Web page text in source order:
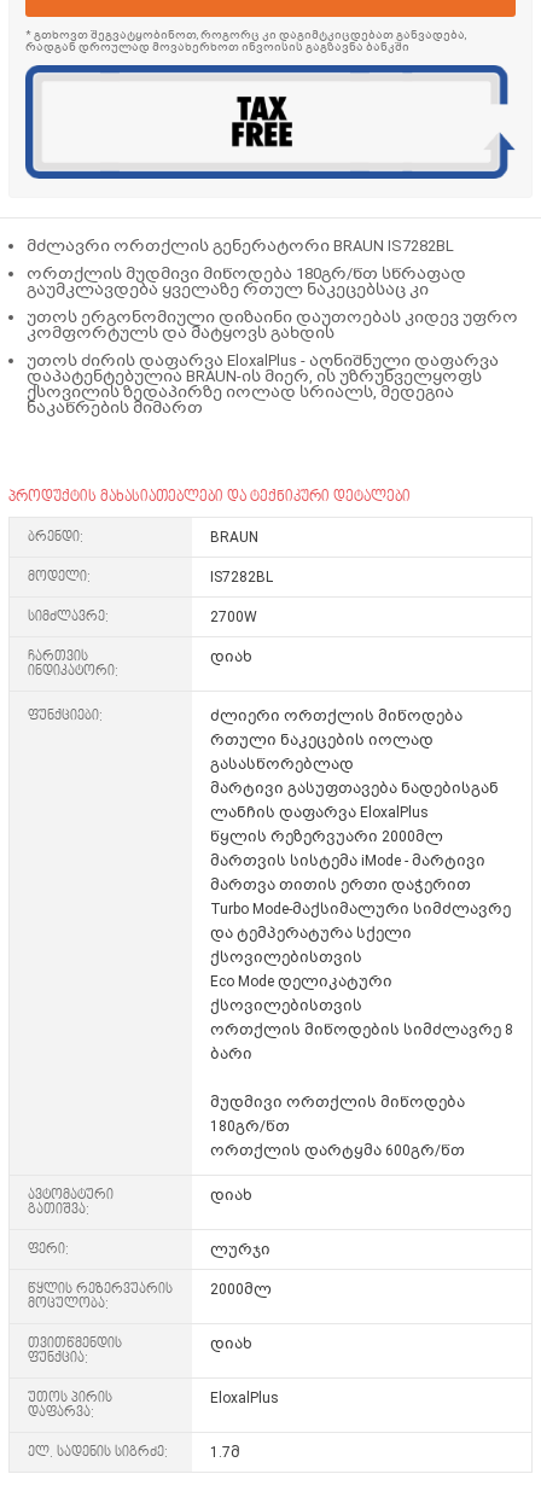
* გთხოვთ შეგვატყობინოთ, როგორც კი დაგიმტკიცდებათ განვადება,
რადგან დროულად მოვახერხოთ ინვოისის გაგზავნა ბანკში
მძლავრი ორთქლის გენერატორი BRAUN IS7282BL
ორთქლის მუდმივი მიწოდება 180გრ/წთ სწრაფად
გაუმკლავდება ყველაზე რთულ ნაკეცებსაც კი
უთოს ერგონომიული დიზაინი დაუთოებას კიდევ უფრო
კომფორტულს და მატყოვს გახდის
უთოს ძირის დაფარვა EloxalPlus - აღნიშნული დაფარვა
დაპატენტებულია BRAUN-ის მიერ, ის უზრუნველყოფს
ქსოვილის ზედაპირზე იოლად სრიალს, მედეგია
ნაკაწრების მიმართ
პროდუქტის მახასიათებლები და ტექნიკური დეტალები
ბრენდი: BRAUN
მოდელი: IS7282BL
სიმძლავრე: 2700W
ჩართვის
ინდიკატორი:
დიახ
ფუნქციები:
ძლიერი ორთქლის მიწოდება
რთული ნაკეცების იოლად
გასასწორებლად
მარტივი გასუფთავება ნადებისგან
ლანჩის დაფარვა EloxalPlus
წყლის რეზერვუარი 2000მლ
მართვის სისტემა iMode - მარტივი
მართვა თითის ერთი დაჭერით
Turbo Mode-მაქსიმალური სიმძლავრე
და ტემპერატურა სქელი
ქსოვილებისთვის
Eco Mode დელიკატური
ქსოვილებისთვის
ორთქლის მიწოდების სიმძლავრე 8
ბარი
მუდმივი ორთქლის მიწოდება
180გრ/წთ
ორთქლის დარტყმა 600გრ/წთ
ავტომატური
გათიშვა:
დიახ
ფერი: ლურჯი
წყლის რეზერვუარის
მოცულობა:
2000მლ
თვითწმენდის
ფუნქცია:
დიახ
უთოს პირის
დაფარვა:
EloxalPlus
ელ. სადენის სიგრძე: 1.7მ